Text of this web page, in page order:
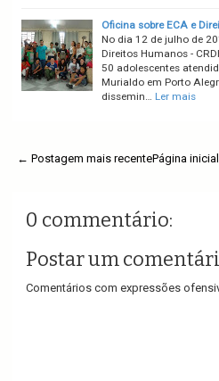
Oficina sobre ECA e
No dia 12 de julho de
Direitos Humanos -
50 adolescentes
Murialdo em Porto
dissemin… Ler mais
← Postagem mais recentePágina inicial
0 commentário:
Postar um
Comentários com expressões